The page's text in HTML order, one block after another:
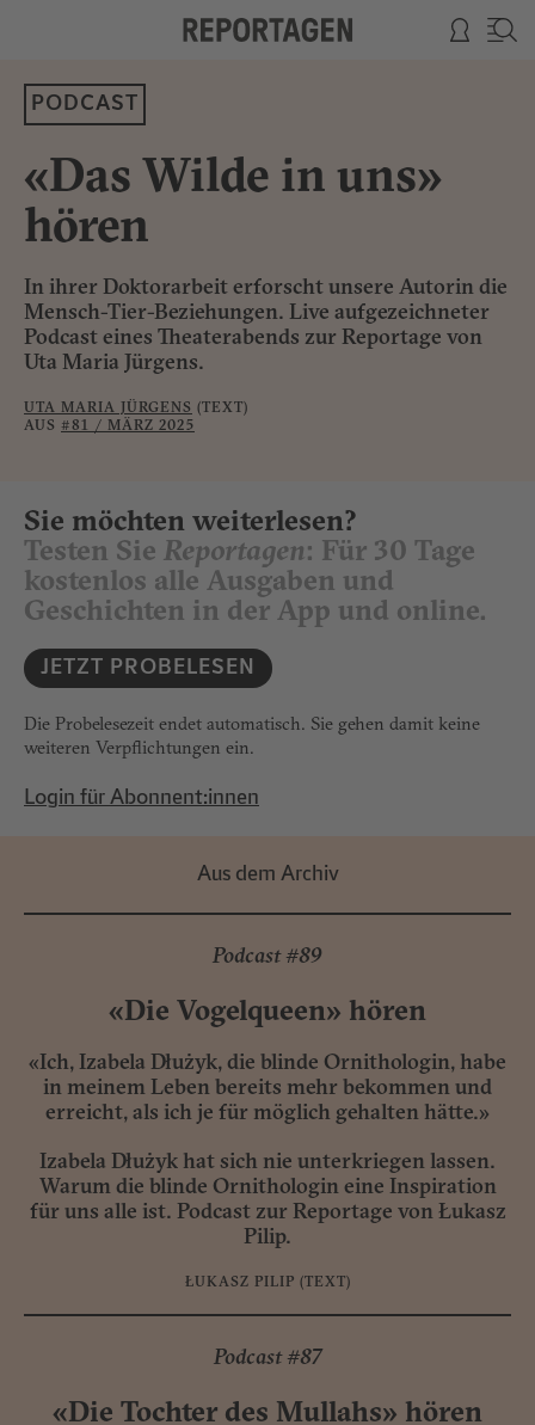
PODCAST
«Das Wilde in uns»
hören
In ihrer Doktorarbeit erforscht unsere Autorin die
Mensch-Tier-Beziehungen. Live aufgezeichneter
Podcast eines Theaterabends zur Reportage von
Uta Maria Jürgens.
UTA MARIA JÜRGENS (TEXT)
AUS #81 / MÄRZ 2025
Sie möchten weiterlesen?
Testen Sie Reportagen: Für 30 Tage
kostenlos alle Ausgaben und
Geschichten in der App und online.
JETZT PROBELESEN
Die Probelesezeit endet automatisch. Sie gehen damit keine
weiteren Verpflichtungen ein.
Login für Abonnent:innen
Aus dem Archiv
Podcast #89
«Die Vogelqueen» hören
«Ich, Izabela Dłużyk, die blinde Ornithologin, habe
in meinem Leben bereits mehr bekommen und
erreicht, als ich je für möglich gehalten hätte.»
Izabela Dłużyk hat sich nie unterkriegen lassen.
Warum die blinde Ornithologin eine Inspiration
für uns alle ist. Podcast zur Reportage von Łukasz
Pilip.
ŁUKASZ PILIP (TEXT)
Podcast #87
«Die Tochter des Mullahs» hören